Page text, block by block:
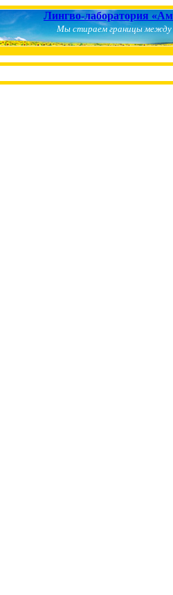
Лингво-лаборатория
Мы стираем границы между